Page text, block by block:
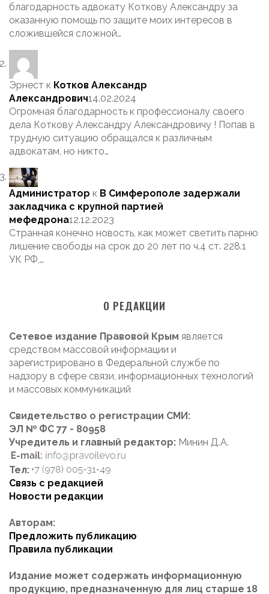
благодарность адвокату Коткову Александру за
оказанную помощь по защите моих интересов в
сложившейся сложной…
Эрнест к Котков Александр
Александрович14.02.2024
Огромная благодарность к профессионалу своего
дела Коткову Александру Александровичу ! Попав в
трудную ситуацию обращался к различным
адвокатам, но никто…
Администратор к В Симферополе задержали
закладчика с крупной партией
мефедрона12.12.2023
Странная конечно новость, как может светить парню
лишение свободы на срок до 20 лет по ч.4 ст. 228.1
УК РФ,…
О РЕДАКЦИИ
Сетевое издание Правовой Крым является
средством массовой информации и
зарегистрировано в Федеральной службе по
надзору в сфере связи, информационных технологий
и массовых коммуникаций
Свидетельство о регистрации СМИ:
ЭЛ № ФС 77 - 80958
Учредитель и главный редактор: Минин Д.А.
Тел:
Связь с редакцией
Новости редакции
Авторам:
Предложить публикацию
Правила публикации
Издание может содержать информационную
продукцию, предназначенную для лиц старше 18